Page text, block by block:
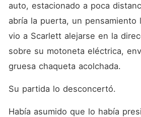
auto, estacionado a poca
abría la puerta, un pensamiento
vio a Scarlett alejarse en la
sobre su motoneta eléctrica,
gruesa chaqueta acolchada.
Su partida lo desconcertó.
Había asumido que lo había